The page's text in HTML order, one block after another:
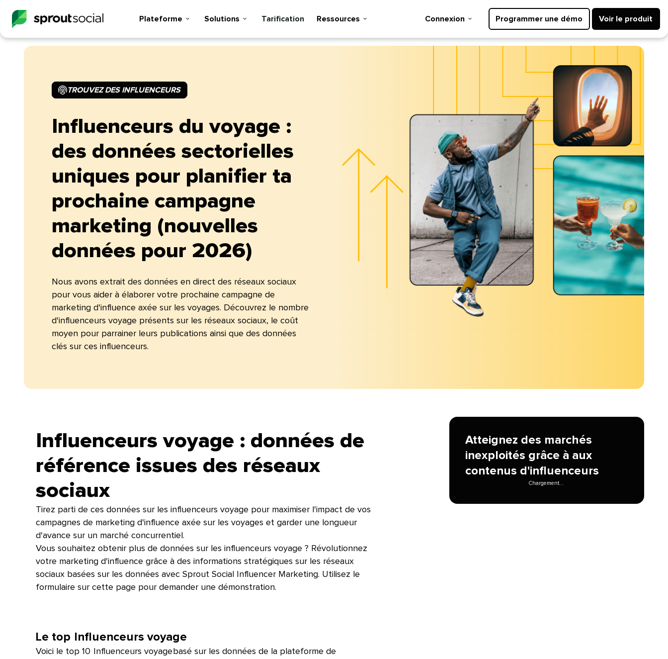
Plateforme​​ Solutions​​ Tarification​​ Ressources​​ Connexion​​ Programmer une démo​​ Voir le produit​​
TROUVEZ DES INFLUENCEURS​​
Influenceurs du voyage :
des données sectorielles
uniques pour planifier ta
prochaine campagne
marketing (nouvelles
données pour 2026)​​
Nous avons extrait des données en direct des réseaux sociaux
pour vous aider à élaborer votre prochaine campagne de
marketing d'influence axée sur les voyages. Découvrez le nombre
d'influenceurs voyage présents sur les réseaux sociaux, le coût
moyen pour parrainer leurs publications ainsi que des données
clés sur ces influenceurs.​​
Influenceurs voyage : données de
référence issues des réseaux
sociaux​​
Tirez parti de ces données sur les influenceurs voyage pour maximiser l'impact de vos
campagnes de marketing d'influence axée sur les voyages et garder une longueur
d'avance sur un marché concurrentiel.​​
Vous souhaitez obtenir plus de données sur les influenceurs voyage ? Révolutionnez
votre marketing d'influence grâce à des informations stratégiques sur les réseaux
sociaux basées sur les données avec Sprout Social Influencer Marketing. Utilisez le
formulaire sur cette page pour demander une démonstration.​​
Le top​​ Influenceurs voyage​​
Voici le top 10​​ Influenceurs voyage​​ basé sur les données de la plateforme de
Atteignez des marchés
inexploités grâce à aux
contenus d'influenceurs​​
Chargement...​​